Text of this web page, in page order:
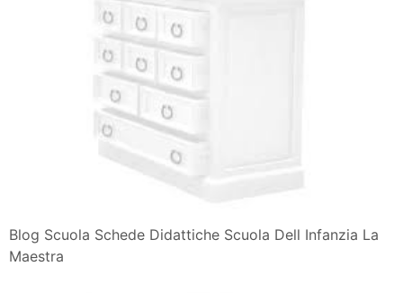
Blog Scuola Schede Didattiche Scuola Dell Infanzia La
Maestra